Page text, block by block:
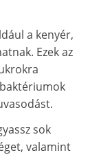
a kenyér,
Ezek az
sok
valamint